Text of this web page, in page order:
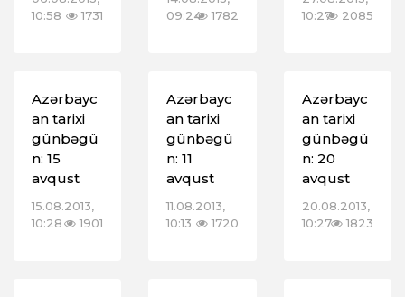
10:58
1731
09:24 1782
10:27 2085
Azərbayc
an tarixi
günbəgü
n: 15
avqust
15.08.2013,
10:28
1901
Azərbayc
an tarixi
günbəgü
n: 11
avqust
11.08.2013,
10:13
1720
Azərbayc
an tarixi
günbəgü
n: 20
avqust
20.08.2013,
10:27
1823